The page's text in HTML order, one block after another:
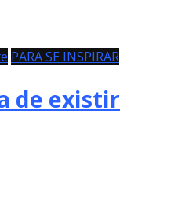
PARA SE INSPIRAR
de existir